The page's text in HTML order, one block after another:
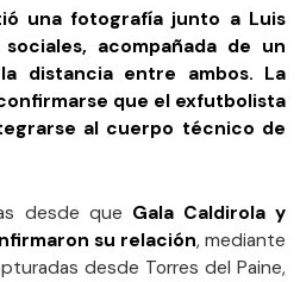
una fotografía junto a Luis
acompañada de un
distancia entre ambos. La
que el exfutbolista
al cuerpo técnico de
desde que Gala Caldirola y
su relación, mediante
desde Torres del Paine,